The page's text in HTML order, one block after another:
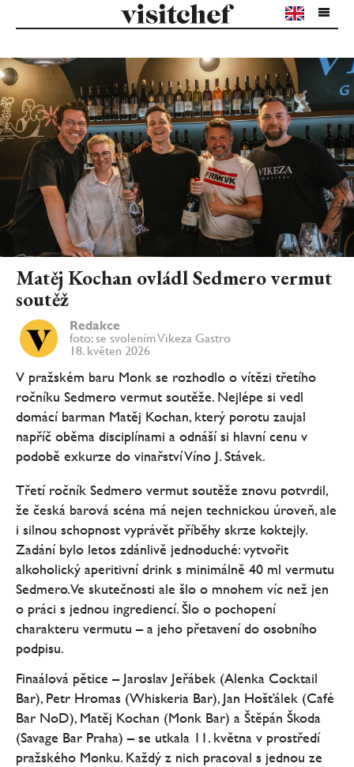
Matěj Kochan ovládl Sedmero vermut
soutěž
Redakce
foto: se svolením Vikeza Gastro
18. květen 2026
V pražském baru Monk se rozhodlo o vítězi třetího
ročníku Sedmero vermut soutěže. Nejlépe si vedl
domácí barman Matěj Kochan, který porotu zaujal
napříč oběma disciplínami a odnáší si hlavní cenu v
podobě exkurze do vinařství Víno J. Stávek.
Třetí ročník Sedmero vermut soutěže znovu potvrdil,
že česká barová scéna má nejen technickou úroveň, ale
i silnou schopnost vyprávět příběhy skrze koktejly.
Zadání bylo letos zdánlivě jednoduché: vytvořit
alkoholický aperitivní drink s minimálně 40 ml vermutu
Sedmero. Ve skutečnosti ale šlo o mnohem víc než jen
o práci s jednou ingrediencí. Šlo o pochopení
charakteru vermutu – a jeho přetavení do osobního
podpisu.
Finaálová pětice – Jaroslav Jeřábek (Alenka Cocktail
Bar), Petr Hromas (Whiskeria Bar), Jan Hošťálek (Café
Bar NoD), Matěj Kochan (Monk Bar) a Štěpán Škoda
(Savage Bar Praha) – se utkala 11. května v prostředí
pražského Monku. Každý z nich pracoval s jednou ze